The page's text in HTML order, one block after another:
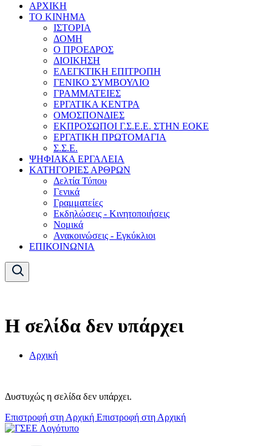
ΑΡΧΙΚΗ
ΤΟ ΚΙΝΗΜΑ
ΙΣΤΟΡΙΑ
ΔΟΜΗ
Ο ΠΡΟΕΔΡΟΣ
ΔΙΟΙΚΗΣΗ
ΕΛΕΓΚΤΙΚΗ ΕΠΙΤΡΟΠΗ
ΓΕΝΙΚΟ ΣΥΜΒΟΥΛΙΟ
ΓΡΑΜΜΑΤΕΙΕΣ
ΕΡΓΑΤΙΚΑ ΚΕΝΤΡΑ
ΟΜΟΣΠΟΝΔΙΕΣ
ΕΚΠΡΟΣΩΠΟΙ Γ.Σ.Ε.Ε. ΣΤΗΝ ΕΟΚΕ
ΕΡΓΑΤΙΚΗ ΠΡΩΤΟΜΑΓΙΑ
Σ.Σ.Ε.
ΨΗΦΙΑΚΑ ΕΡΓΑΛΕΙΑ
ΚΑΤΗΓΟΡΙΕΣ ΑΡΘΡΩΝ
Δελτία Τύπου
Γενικά
Γραμματείες
Εκδηλώσεις - Κινητοποιήσεις
Νομικά
Ανακοινώσεις - Εγκύκλιοι
ΕΠΙΚΟΙΝΩΝΙΑ
Η σελίδα δεν υπάρχει
Αρχική
Δυστυχώς η σελίδα δεν υπάρχει.
Επιστροφή στη Αρχική Επιστροφή στη Αρχική